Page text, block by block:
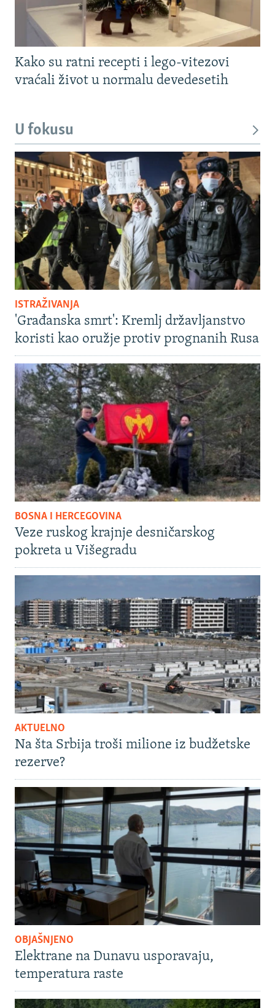
Kako su ratni recepti i lego-vitezovi
vraćali život u normalu devedesetih
U fokusu
ISTRAŽIVANJA
'Građanska smrt': Kremlj državljanstvo
koristi kao oružje protiv prognanih Rusa
BOSNA I HERCEGOVINA
Veze ruskog krajnje desničarskog
pokreta u Višegradu
AKTUELNO
Na šta Srbija troši milione iz budžetske
rezerve?
OBJAŠNJENO
Elektrane na Dunavu usporavaju,
temperatura raste